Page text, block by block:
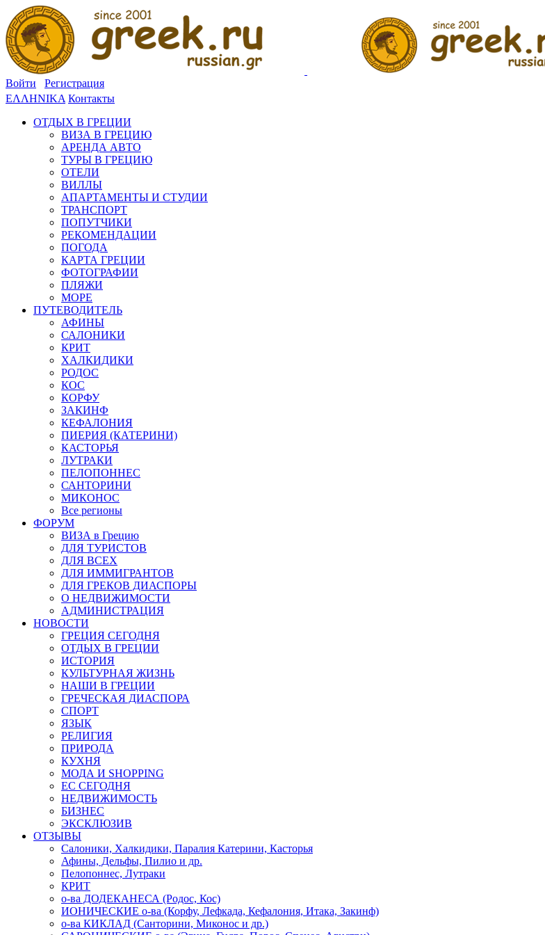
Войти
Регистрация
ΕΛΛΗΝΙΚΑ Контакты
ОТДЫХ В ГРЕЦИИ
ВИЗА В ГРЕЦИЮ
АРЕНДА АВТО
ТУРЫ В ГРЕЦИЮ
ОТЕЛИ
ВИЛЛЫ
АПАРТАМЕНТЫ И СТУДИИ
ТРАНСПОРТ
ПОПУТЧИКИ
РЕКОМЕНДАЦИИ
ПОГОДА
КАРТА ГРЕЦИИ
ФОТОГРАФИИ
ПЛЯЖИ
МОРЕ
ПУТЕВОДИТЕЛЬ
АФИНЫ
САЛОНИКИ
КРИТ
ХАЛКИДИКИ
РОДОС
КОС
КОРФУ
ЗАКИНФ
КЕФАЛОНИЯ
ПИЕРИЯ (КАТЕРИНИ)
КАСТОРЬЯ
ЛУТРАКИ
ПЕЛОПОННЕС
САНТОРИНИ
МИКОНОС
Все регионы
ФОРУМ
ВИЗА в Грецию
ДЛЯ ТУРИСТОВ
ДЛЯ ВСЕХ
ДЛЯ ИММИГРАНТОВ
ДЛЯ ГРЕКОВ ДИАСПОРЫ
О НЕДВИЖИМОСТИ
АДМИНИСТРАЦИЯ
НОВОСТИ
ГРЕЦИЯ СЕГОДНЯ
ОТДЫХ В ГРЕЦИИ
ИСТОРИЯ
КУЛЬТУРНАЯ ЖИЗНЬ
НАШИ В ГРЕЦИИ
ГРЕЧЕСКАЯ ДИАСПОРА
СПОРТ
ЯЗЫК
РЕЛИГИЯ
ПРИРОДА
КУХНЯ
МОДА И SHOPPING
ЕС СЕГОДНЯ
НЕДВИЖИМОСТЬ
БИЗНЕС
ЭКСКЛЮЗИВ
ОТЗЫВЫ
Салоники, Халкидики, Паралия Катерини, Касторья
Афины, Дельфы, Пилио и др.
Пелопоннес, Лутраки
КРИТ
о-ва ДОДЕКАНЕСА (Родос, Кос)
ИОНИЧЕСКИЕ о-ва (Корфу, Лефкада, Кефалония, Итака, Закинф)
о-ва КИКЛАД (Санторини, Миконос и др.)